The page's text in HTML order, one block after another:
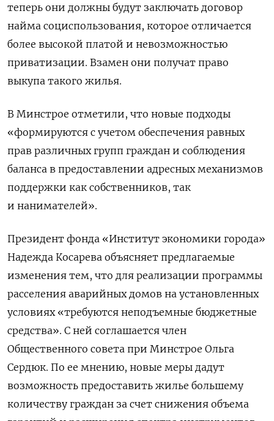
теперь они должны будут заключать договор
найма социспользования, которое отличается
более высокой платой и невозможностью
приватизации. Взамен они получат право
выкупа такого жилья.
В Минстрое отметили, что новые подходы
«формируются с учетом обеспечения равных
прав различных групп граждан и соблюдения
баланса в предоставлении адресных механизмов
поддержки как собственников, так
и нанимателей».
Президент фонда «Институт экономики города»
Надежда Косарева объясняет предлагаемые
изменения тем, что для реализации программы
расселения аварийных домов на установленных
условиях «требуются неподъемные бюджетные
средства». С ней соглашается член
Общественного совета при Минстрое Ольга
Сердюк. По ее мнению, новые меры дадут
возможность предоставить жилье большему
количеству граждан за счет снижения объема